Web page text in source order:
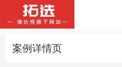
案例详情页